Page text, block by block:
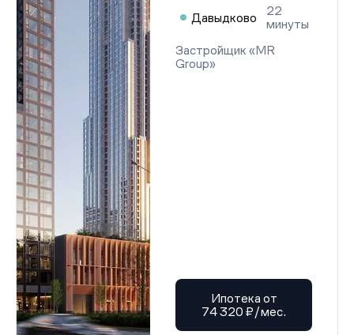
Давыдково
22
минуты
Застройщик «MR
Group»
Ипотека от
74 320 ₽/мес.